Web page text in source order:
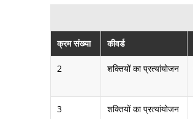
क्रम संख्या कीवर्ड
2 शक्तियों का प्रत्यांयोजन
3 शक्तियों का प्रत्यांयोजन